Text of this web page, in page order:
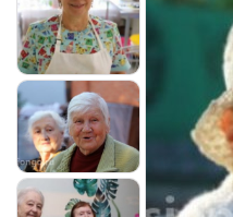
Паркинсон